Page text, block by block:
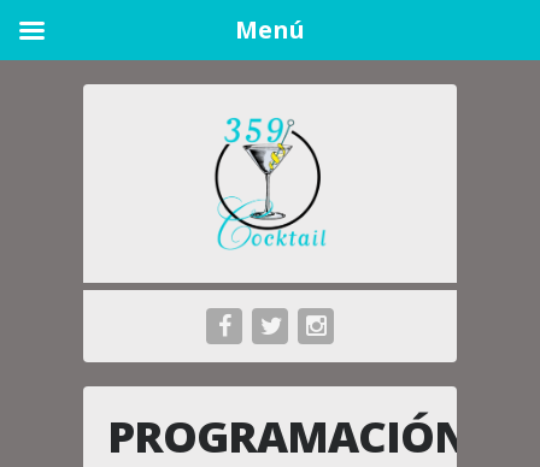
PROGRAMACIÓN
Menú